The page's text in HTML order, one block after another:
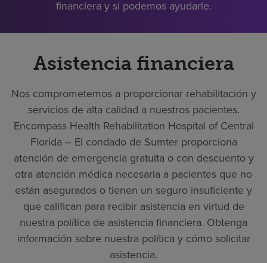
financiera y si podemos ayudarle.
Asistencia financiera
Nos comprometemos a proporcionar rehabilitación y
servicios de alta calidad a nuestros pacientes.
Encompass Health Rehabilitation Hospital of Central
Florida – El condado de Sumter proporciona
atención de emergencia gratuita o con descuento y
otra atención médica necesaria a pacientes que no
están asegurados o tienen un seguro insuficiente y
que califican para recibir asistencia en virtud de
nuestra política de asistencia financiera. Obtenga
información sobre nuestra política y cómo solicitar
asistencia.